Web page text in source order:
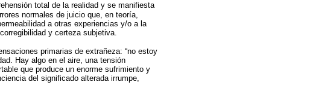
total de la realidad y se manifiesta
normales de juicio que, en teoría,
a otras experiencias y/o a la
y certeza subjetiva.
primarias de extrañeza: “no estoy
Hay algo en el aire, una tensión
que produce un enorme sufrimiento y
del significado alterada irrumpe,